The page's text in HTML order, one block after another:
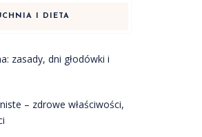
I DIETA
zasady, dni głodówki i
– zdrowe właściwości,